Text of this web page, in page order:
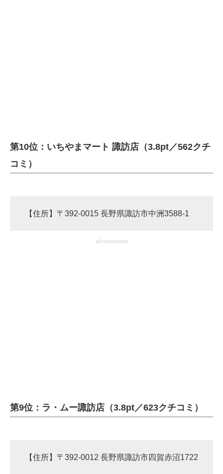
第10位：いちやまマート 諏訪店（3.8pt／562クチ
コミ）
【住所】〒392-0015 長野県諏訪市中洲3588-1
advertisement
第9位：ラ・ムー諏訪店（3.8pt／623クチコミ）
【住所】〒392-0012 長野県諏訪市四賀赤沼1722